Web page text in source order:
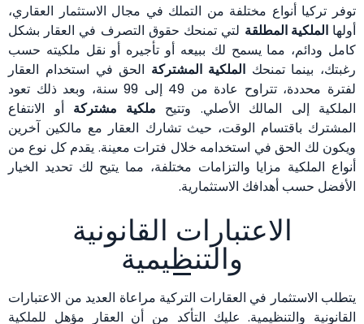
توفر تركيا أنواع مختلفة من التملك في مجال الاستثمار العقاري،
أولهاالملكية المطلقة لتي تمنحك حقوق التصرف في العقار بشكل
كامل ودائم، مما يسمح لك ببيعه أو تأجيره أو نقل ملكيته حسب
رغبتك، بينما تمنحكالملكية المشتركة الحق في استخدام العقار
لفترة محددة، تتراوح عادة من 49 إلى 99 سنة، وبعد ذلك تعود
الملكية إلى المالك الأصلي. وتتيح ملكية مشتركة أو الانتفاع
المشترك باقتسام الوقت، حيث تشارك العقار مع مالكين آخرين
ويكون لك الحق في استخدامه خلال فترات معينة. يقدم كل نوع من
أنواع الملكية مزايا والتزامات مختلفة، مما يتيح لك تحديد الخيار
الأفضل حسب أهدافك الاستثمارية.
الاعتبارات القانونية
والتنظيمية
يتطلب الاستثمار في العقارات التركية مراعاة العديد من الاعتبارات
القانونية والتنظيمية. عليك التأكد من أن العقار مؤهل للملكية